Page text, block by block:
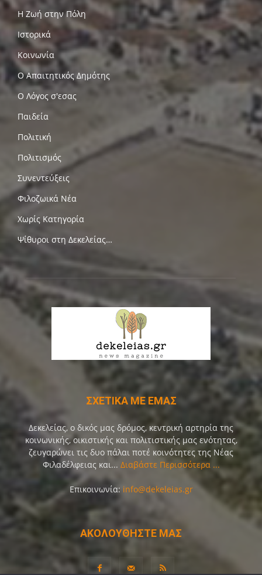
Η Ζωή στην Πόλη
Ιστορικά
Κοινωνία
Ο Απαιτητικός Δημότης
Ο Λόγος σ'εσας
Παιδεία
Πολιτική
Πολιτισμός
Συνεντεύξεις
Φιλοζωικά Νέα
Χωρίς Κατηγορία
Ψίθυροι στη Δεκελείας…
ΣΧΕΤΙΚΑ ΜΕ ΕΜΑΣ
Δεκελείας, ο δικός μας δρόμος, κεντρική αρτηρία της
κοινωνικής, οικιστικής και πολιτιστικής μας ενότητας,
ζευγαρώνει τις δυο πάλαι ποτέ κοινότητες της Νέας
Φιλαδέλφειας και... Διαβάστε Περισσότερα ...
Επικοινωνία: info@dekeleias.gr
ΑΚΟΛΟΥΘΗΣΤΕ ΜΑΣ